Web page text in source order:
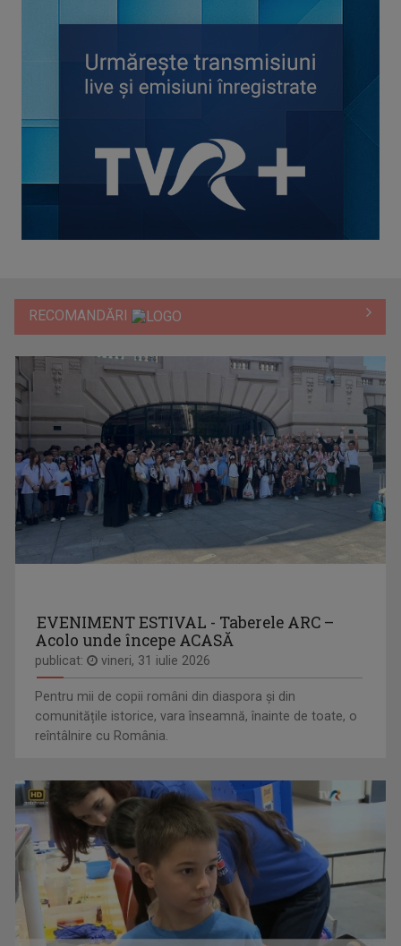
RECOMANDĂRI
EVENIMENT ESTIVAL - Taberele ARC –
Acolo unde începe ACASĂ
publicat: vineri, 31 iulie 2026
Pentru mii de copii români din diaspora și din
comunitățile istorice, vara înseamnă, înainte de toate, o
reîntâlnire cu România.